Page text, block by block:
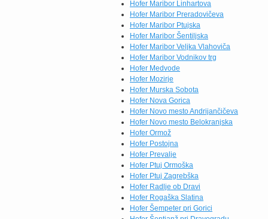
Hofer Maribor Linhartova
Hofer Maribor Preradovičeva
Hofer Maribor Ptujska
Hofer Maribor Šentiljska
Hofer Maribor Veljka Vlahoviča
Hofer Maribor Vodnikov trg
Hofer Medvode
Hofer Mozirje
Hofer Murska Sobota
Hofer Nova Gorica
Hofer Novo mesto Andrijančičeva
Hofer Novo mesto Belokranjska
Hofer Ormož
Hofer Postojna
Hofer Prevalje
Hofer Ptuj Ormoška
Hofer Ptuj Zagrebška
Hofer Radlje ob Dravi
Hofer Rogaška Slatina
Hofer Šempeter pri Gorici